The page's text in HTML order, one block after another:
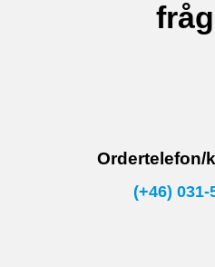
Ordertelefon/
(+46) 031-